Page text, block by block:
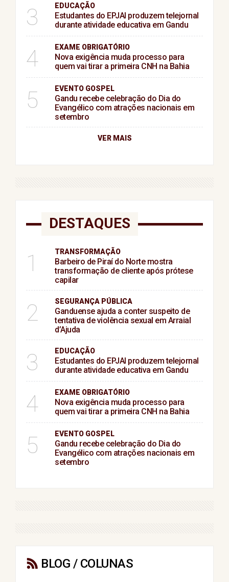
3 EDUCAÇÃO
Estudantes do EPJAI produzem telejornal
durante atividade educativa em Gandu
4 EXAME OBRIGATÓRIO
Nova exigência muda processo para
quem vai tirar a primeira CNH na Bahia
5 EVENTO GOSPEL
Gandu recebe celebração do Dia do
Evangélico com atrações nacionais em
setembro
VER MAIS
DESTAQUES
1 TRANSFORMAÇÃO
Barbeiro de Piraí do Norte mostra
transformação de cliente após prótese
capilar
2 SEGURANÇA PÚBLICA
Ganduense ajuda a conter suspeito de
tentativa de violência sexual em Arraial
d’Ajuda
3 EDUCAÇÃO
Estudantes do EPJAI produzem telejornal
durante atividade educativa em Gandu
4 EXAME OBRIGATÓRIO
Nova exigência muda processo para
quem vai tirar a primeira CNH na Bahia
5 EVENTO GOSPEL
Gandu recebe celebração do Dia do
Evangélico com atrações nacionais em
setembro
BLOG / COLUNAS